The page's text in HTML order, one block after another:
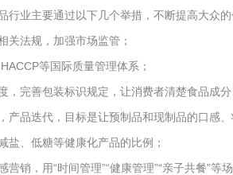
行业主要通过以下几个举措，不断提高大众
关法规，加强市场监管；
等国际质量管理体系；
，完善包装标识规定，让消费者清楚食品成
产品迭代，目标是让预制品和现制品的口感
盐、低糖等健康化产品的比例；
营销，用“时间管理”“健康管理”“亲子共餐”等